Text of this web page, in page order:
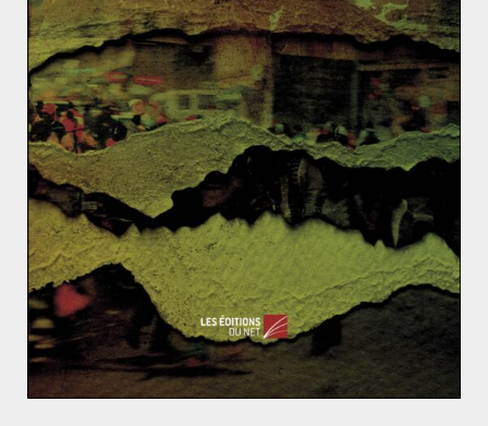
importations chinoises de pétrole et de gaz provenaient
du Moyen-Orient.
Même si les États-Unis ont délocalisé leur base militaire
d’Arabie saoudite au Qatar en 2003, ils ont gardé une
présence bien réelle dans le royaume. Ils possèdent
notamment une base secrète de drones dont
l’existence a été dévoilée par leWashington Post
en
2013. Aussi, conserver une présence en Arabie
saoudite permet aux Américains d’avoir accès à des
couloirs aériens dont ils se sont notamment servis
durant la guerre en Irak. De plus, les contrats
d’armement entre les deux États constituent un point
central de leur relation. Selon la SIPRI, les importations
en armes de Ryad ont augmenté de 275% entre 2011 et